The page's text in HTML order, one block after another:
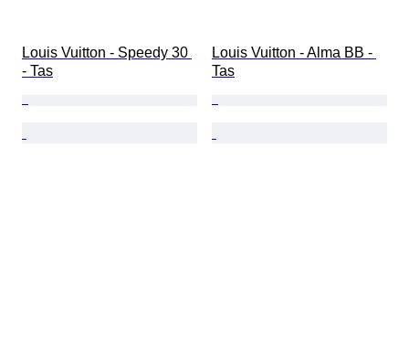
Louis Vuitton - Speedy 30
- Tas
Louis Vuitton - Alma BB -
Tas